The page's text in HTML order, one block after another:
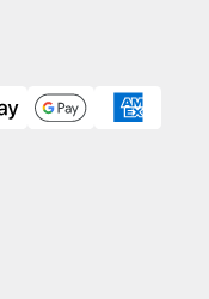
GooglePay American